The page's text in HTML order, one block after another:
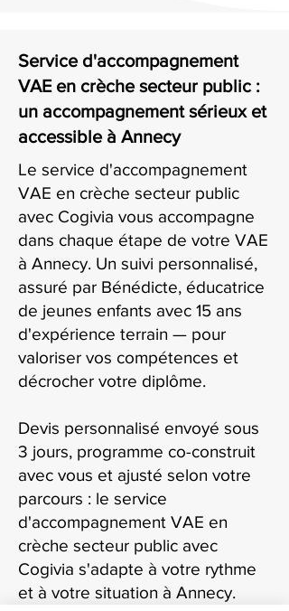
Service d'accompagnement
VAE en crèche secteur public :
un accompagnement sérieux et
accessible à Annecy
Le service d'accompagnement
VAE en crèche secteur public
avec Cogivia vous accompagne
dans chaque étape de votre VAE
à Annecy. Un suivi personnalisé,
assuré par Bénédicte, éducatrice
de jeunes enfants avec 15 ans
d'expérience terrain — pour
valoriser vos compétences et
décrocher votre diplôme.
Devis personnalisé envoyé sous
3 jours, programme co-construit
avec vous et ajusté selon votre
parcours : le service
d'accompagnement VAE en
crèche secteur public avec
Cogivia s'adapte à votre rythme
et à votre situation à Annecy.